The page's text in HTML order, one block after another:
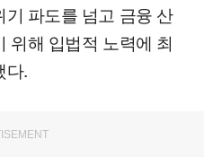
파도를 넘고 금융 산
위해 입법적 노력에 최
다.